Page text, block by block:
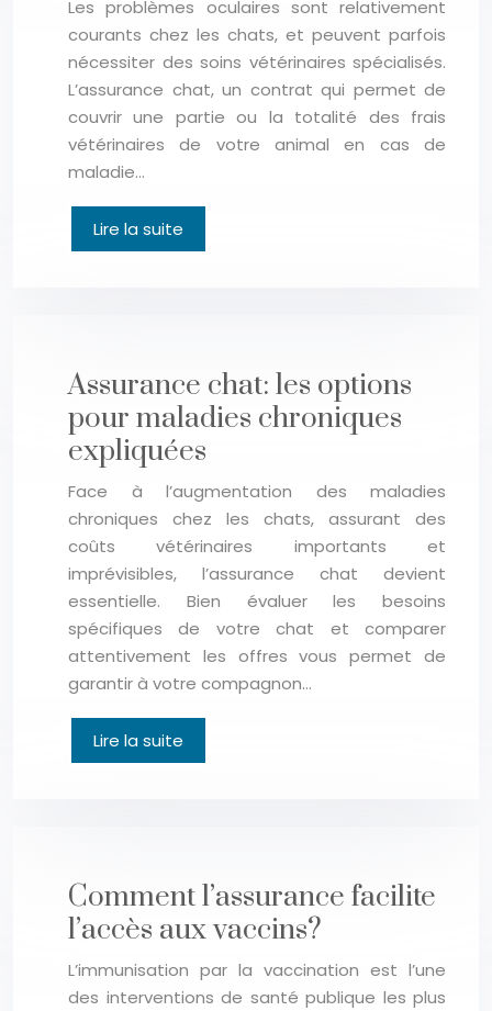
Les problèmes oculaires sont relativement
courants chez les chats, et peuvent parfois
nécessiter des soins vétérinaires spécialisés.
L’assurance chat, un contrat qui permet de
couvrir une partie ou la totalité des frais
vétérinaires de votre animal en cas de
maladie…
Lire la suite
Assurance chat: les options
pour maladies chroniques
expliquées
Face à l’augmentation des maladies
chroniques chez les chats, assurant des
coûts vétérinaires importants et
imprévisibles, l’assurance chat devient
essentielle. Bien évaluer les besoins
spécifiques de votre chat et comparer
attentivement les offres vous permet de
garantir à votre compagnon…
Lire la suite
Comment l’assurance facilite
l’accès aux vaccins?
L’immunisation par la vaccination est l’une
des interventions de santé publique les plus